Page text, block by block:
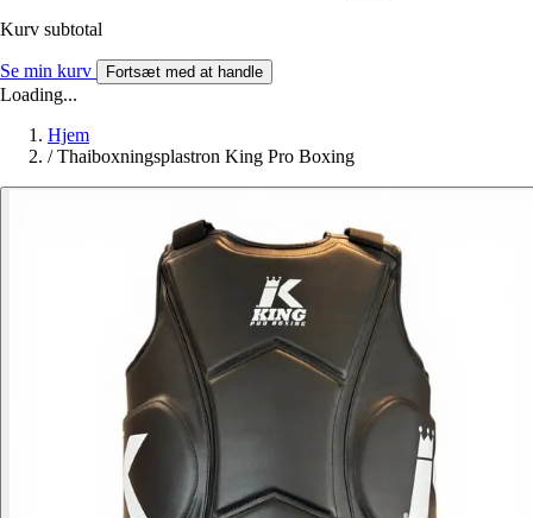
Kurv subtotal
Se min kurv Fortsæt med at handle
Loading...
Hjem
/ Thaiboxningsplastron King Pro Boxing